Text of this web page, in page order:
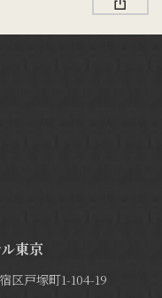
東京
区戸塚町1-104-19